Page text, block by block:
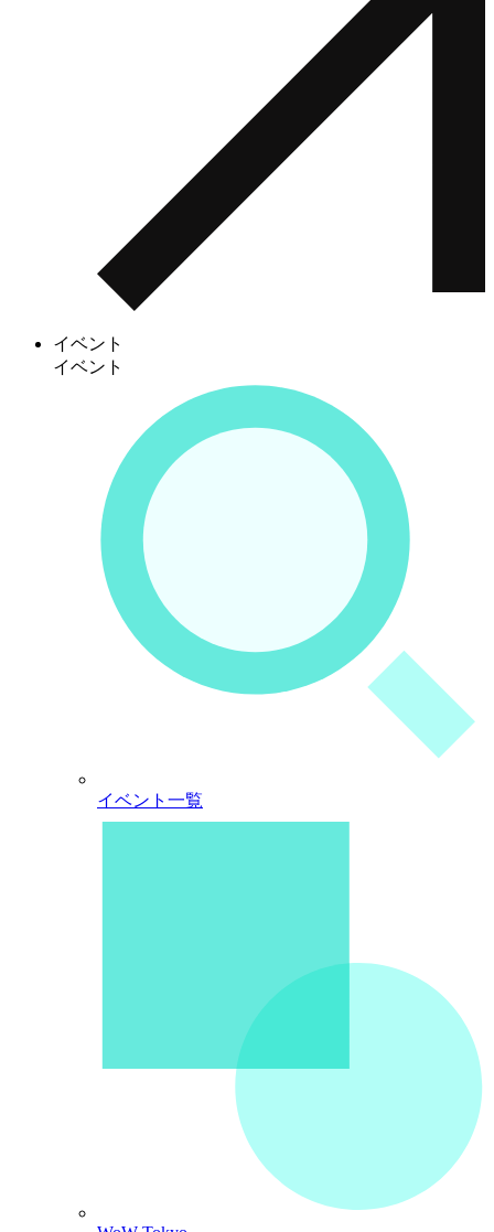
イベント
イベント
イベント一覧